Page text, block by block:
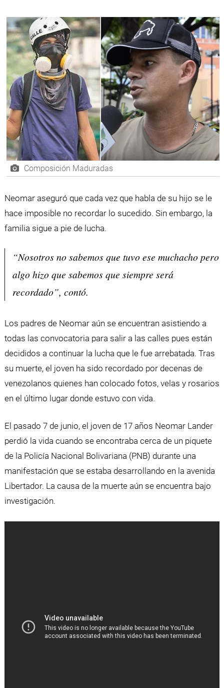
Composición Maduradas
Neomar aseguró que cada vez que habla de su hijo se le
hace imposible no recordar lo sucedido. Sin embargo, la
familia sigue a pie de lucha.
“Nosotros no sabemos que tuvo ese muchacho pero
algo hizo que sabemos que siempre será
recordado”, contó.
Los padres de Neomar aún se encuentran asistiendo a
todas las convocatoria para salir a las calles pues están
decididos a continuar la lucha que le fue arrebatada. Tras
su muerte, el joven ha sido recordado por decenas de
venezolanos quienes han colocado fotos, velas y rosarios
en el último lugar donde estuvo con vida.
El pasado 7 de junio, el joven de 17 años Neomar Lander
perdió la vida cuando se encontraba cerca de un piquete
de la Policía Nacional Bolivariana (PNB) durante una
manifestación que se estaba desarrollando en la avenida
Libertador. La causa de la muerte aún se encuentra bajo
investigación.